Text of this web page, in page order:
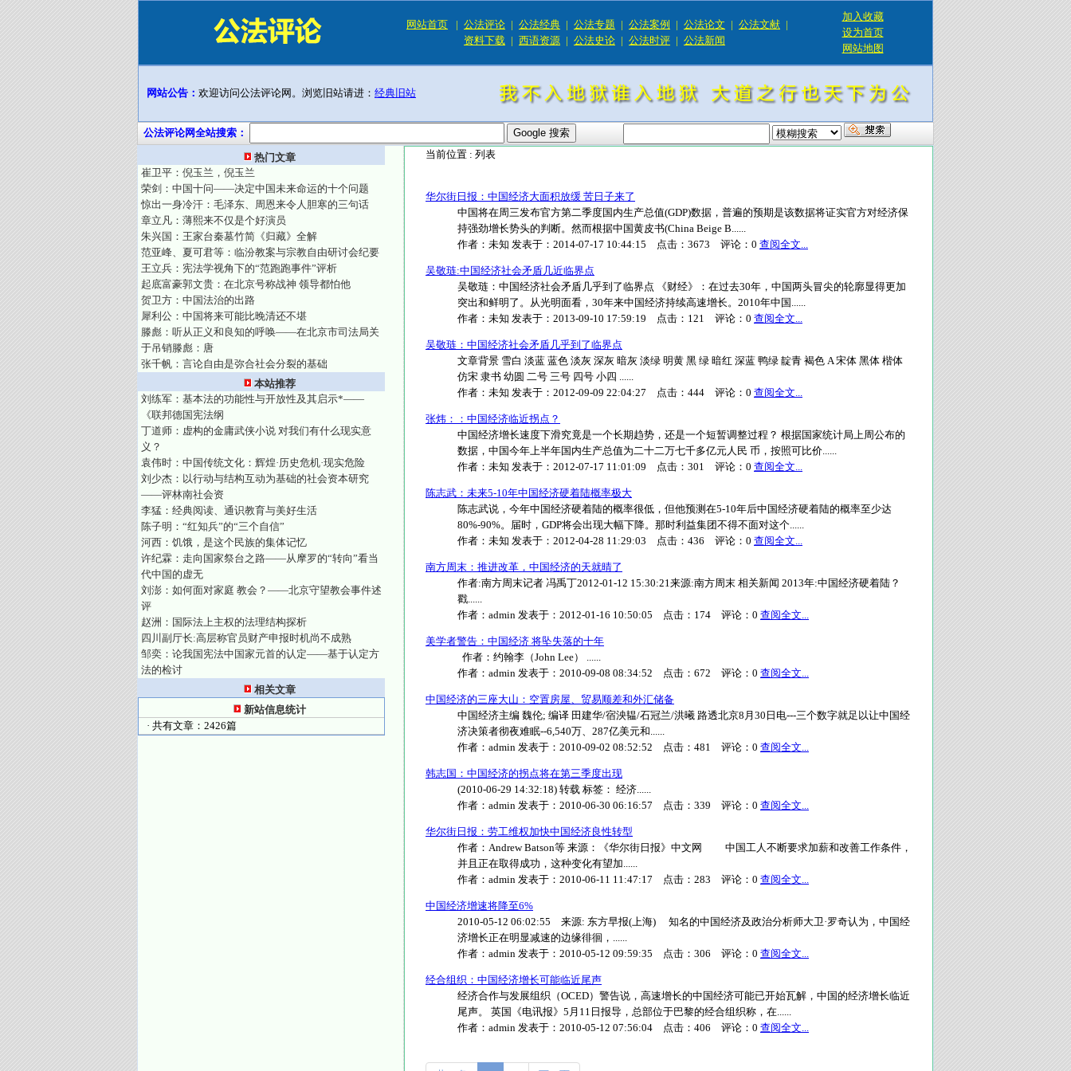
网站首页 | 公法评论 | 公法经典 | 公法专题 | 公法案例 | 公法论文 | 公法文献 |
资料下载 | 西语资源 | 公法史论 | 公法时评 | 公法新闻
加入收藏
设为首页
网站地图
网站公告： 欢迎访问公法评论网。浏览旧站请进： 经典旧站
公法评论网全站搜索：
热门文章
崔卫平：倪玉兰，倪玉兰
荣剑：中国十问——决定中国未来命运的十个问题
惊出一身冷汗：毛泽东、周恩来令人胆寒的三句话
章立凡：薄熙来不仅是个好演员
朱兴国：王家台秦墓竹简《归藏》全解
范亚峰、夏可君等：临汾教案与宗教自由研讨会纪要
王立兵：宪法学视角下的“范跑跑事件”评析
起底富豪郭文贵：在北京号称战神 领导都怕他
贺卫方：中国法治的出路
犀利公：中国将来可能比晚清还不堪
滕彪：听从正义和良知的呼唤——在北京市司法局关
于吊销滕彪：唐
张千帆：言论自由是弥合社会分裂的基础
本站推荐
刘练军：基本法的功能性与开放性及其启示*——
《联邦德国宪法纲
丁道师：虚构的金庸武侠小说 对我们有什么现实意
义？
袁伟时：中国传统文化：辉煌·历史危机·现实危险
刘少杰：以行动与结构互动为基础的社会资本研究
——评林南社会资
李猛：经典阅读、通识教育与美好生活
陈子明：“红知兵”的“三个自信”
河西：饥饿，是这个民族的集体记忆
许纪霖：走向国家祭台之路——从摩罗的“转向”看当
代中国的虚无
刘澎：如何面对家庭 教会？——北京守望教会事件述
评
赵洲：国际法上主权的法理结构探析
四川副厅长:高层称官员财产申报时机尚不成熟
邹奕：论我国宪法中国家元首的认定——基于认定方
法的检讨
相关文章
新站信息统计
· 共有文章：2426篇
当前位置 : 列表
华尔街日报：中国经济大面积放缓 苦日子来了
中国将在周三发布官方第二季度国内生产总值(GDP)数据，普遍的预期是该数据将证实官方对经济保
持强劲增长势头的判断。然而根据中国黄皮书(China Beige B......
作者： 未知 发表于： 2014-07-17 10:44:15 点击： 3673 评论： 0 查阅全文...
吴敬琏:中国经济社会矛盾几近临界点
吴敬琏：中国经济社会矛盾几乎到了临界点 《财经》：在过去30年，中国两头冒尖的轮廓显得更加
突出和鲜明了。从光明面看，30年来中国经济持续高速增长。2010年中国......
作者： 未知 发表于： 2013-09-10 17:59:19 点击： 121 评论： 0 查阅全文...
吴敬琏：中国经济社会矛盾几乎到了临界点
文章背景 雪白 淡蓝 蓝色 淡灰 深灰 暗灰 淡绿 明黄 黑 绿 暗红 深蓝 鸭绿 靛青 褐色 A 宋体 黑体 楷体
仿宋 隶书 幼圆 二号 三号 四号 小四 ......
作者： 未知 发表于： 2012-09-09 22:04:27 点击： 444 评论： 0 查阅全文...
张炜：：中国经济临近拐点？
中国经济增长速度下滑究竟是一个长期趋势，还是一个短暂调整过程？ 根据国家统计局上周公布的
数据，中国今年上半年国内生产总值为二十二万七千多亿元人民 币，按照可比价......
作者： 未知 发表于： 2012-07-17 11:01:09 点击： 301 评论： 0 查阅全文...
陈志武：未来5-10年中国经济硬着陆概率极大
陈志武说，今年中国经济硬着陆的概率很低，但他预测在5-10年后中国经济硬着陆的概率至少达
80%-90%。届时，GDP将会出现大幅下降。那时利益集团不得不面对这个......
作者： 未知 发表于： 2012-04-28 11:29:03 点击： 436 评论： 0 查阅全文...
南方周末：推进改革，中国经济的天就晴了
作者:南方周末记者 冯禹丁2012-01-12 15:30:21来源:南方周末 相关新闻 2013年:中国经济硬着陆？
戳......
作者： admin 发表于： 2012-01-16 10:50:05 点击： 174 评论： 0 查阅全文...
美学者警告：中国经济 将坠失落的十年
作者：约翰李（John Lee） ......
作者： admin 发表于： 2010-09-08 08:34:52 点击： 672 评论： 0 查阅全文...
中国经济的三座大山：空置房屋、贸易顺差和外汇储备
中国经济主编 魏伦; 编译 田建华/宿泱韫/石冠兰/洪曦 路透北京8月30日电---三个数字就足以让中国经
济决策者彻夜难眠--6,540万、287亿美元和......
作者： admin 发表于： 2010-09-02 08:52:52 点击： 481 评论： 0 查阅全文...
韩志国：中国经济的拐点将在第三季度出现
(2010-06-29 14:32:18) 转载 标签： 经济......
作者： admin 发表于： 2010-06-30 06:16:57 点击： 339 评论： 0 查阅全文...
华尔街日报：劳工维权加快中国经济良性转型
作者：Andrew Batson等 来源：《华尔街日报》中文网 中国工人不断要求加薪和改善工作条件，
并且正在取得成功，这种变化有望加......
作者： admin 发表于： 2010-06-11 11:47:17 点击： 283 评论： 0 查阅全文...
中国经济增速将降至6%
2010-05-12 06:02:55 来源: 东方早报(上海) 知名的中国经济及政治分析师大卫·罗奇认为，中国经
济增长正在明显减速的边缘徘徊，......
作者： admin 发表于： 2010-05-12 09:59:35 点击： 306 评论： 0 查阅全文...
经合组织：中国经济增长可能临近尾声
经济合作与发展组织（OCED）警告说，高速增长的中国经济可能已开始瓦解，中国的经济增长临近
尾声。 英国《电讯报》5月11日报导，总部位于巴黎的经合组织称，在......
作者： admin 发表于： 2010-05-12 07:56:04 点击： 406 评论： 0 查阅全文...